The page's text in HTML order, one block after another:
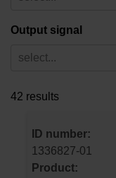
Output signal
select...
42 results
ID number:
1336827-01
Product: